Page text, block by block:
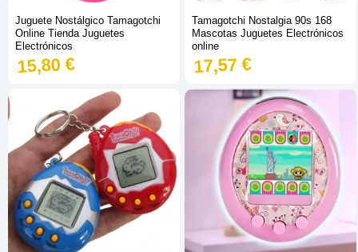
Juguete Nostálgico Tamagotchi
Online Tienda Juguetes
Electrónicos
15,80 €
Tamagotchi Nostalgia 90s 168
Mascotas Juguetes Electrónicos
online
17,57 €